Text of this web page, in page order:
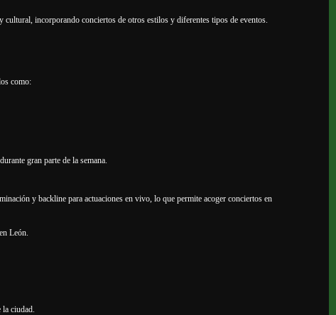
incorporando conciertos de otros estilos y diferentes tipos de eventos.
como:
gran parte de la semana.
y backline para actuaciones en vivo, lo que permite acoger conciertos en
León.
la ciudad.